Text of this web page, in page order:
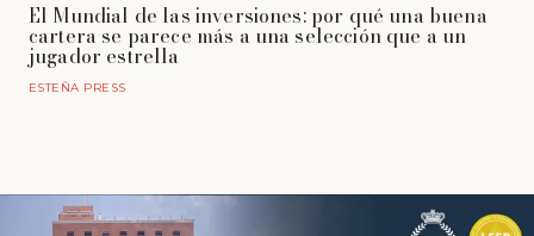
El Mundial de las inversiones: por qué una buena
cartera se parece más a una selección que a un
jugador estrella
ESTEÑA PRESS